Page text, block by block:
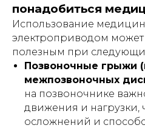
понадобиться
Использование
электроприводом
полезным при
Позвоночные грыжи
межпозвоночных
на позвоночнике
движения и нагрузки,
осложнений и